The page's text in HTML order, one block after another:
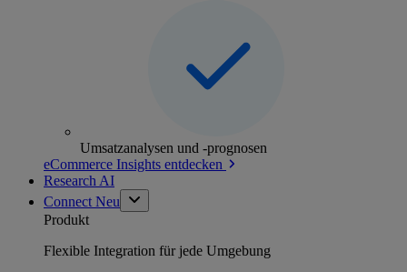
Umsatzanalysen und -prognosen
eCommerce Insights entdecken
Research AI
Connect Neu
Produkt
Flexible Integration für jede Umgebung